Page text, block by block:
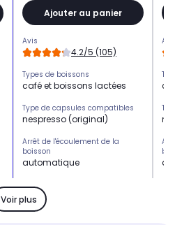
Ajouter au panier
Avis
4.2/5 (105)
Types de boissons
café et boissons lactées
Type de capsules compatibles
nespresso (original)
Arrêt de l'écoulement de la
boisson
automatique
Puissance
1.200 W
Voir plus